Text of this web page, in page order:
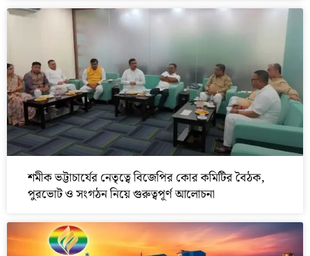
শমীক ভট্টাচার্যের নেতৃত্বে বিজেপির কোর কমিটির বৈঠক,
পুরভোট ও সংগঠন নিয়ে গুরুত্বপূর্ণ আলোচনা